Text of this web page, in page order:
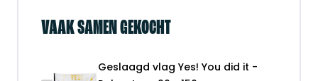
VAAK SAMEN GEKOCHT
Geslaagd vlag Yes! You did it -